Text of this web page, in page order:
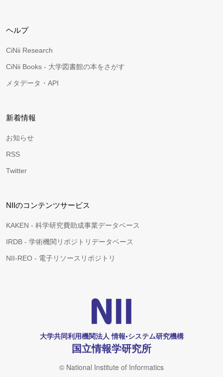
ヘルプ
CiNii Research
CiNii Books - 大学図書館の本をさがす
メタデータ・API
新着情報
お知らせ
RSS
Twitter
NIIのコンテンツサービス
KAKEN - 科学研究費助成事業データベース
IRDB - 学術機関リポジトリデータベース
NII-REO - 電子リソースリポジトリ
大学共同利用機関法人 情報•システム研究機構
国立情報学研究所
© National Institute of Informatics